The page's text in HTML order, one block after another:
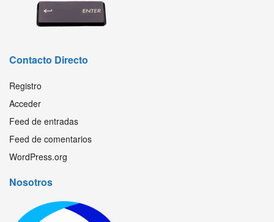
Contacto Directo
Registro
Acceder
Feed de entradas
Feed de comentarios
WordPress.org
Nosotros